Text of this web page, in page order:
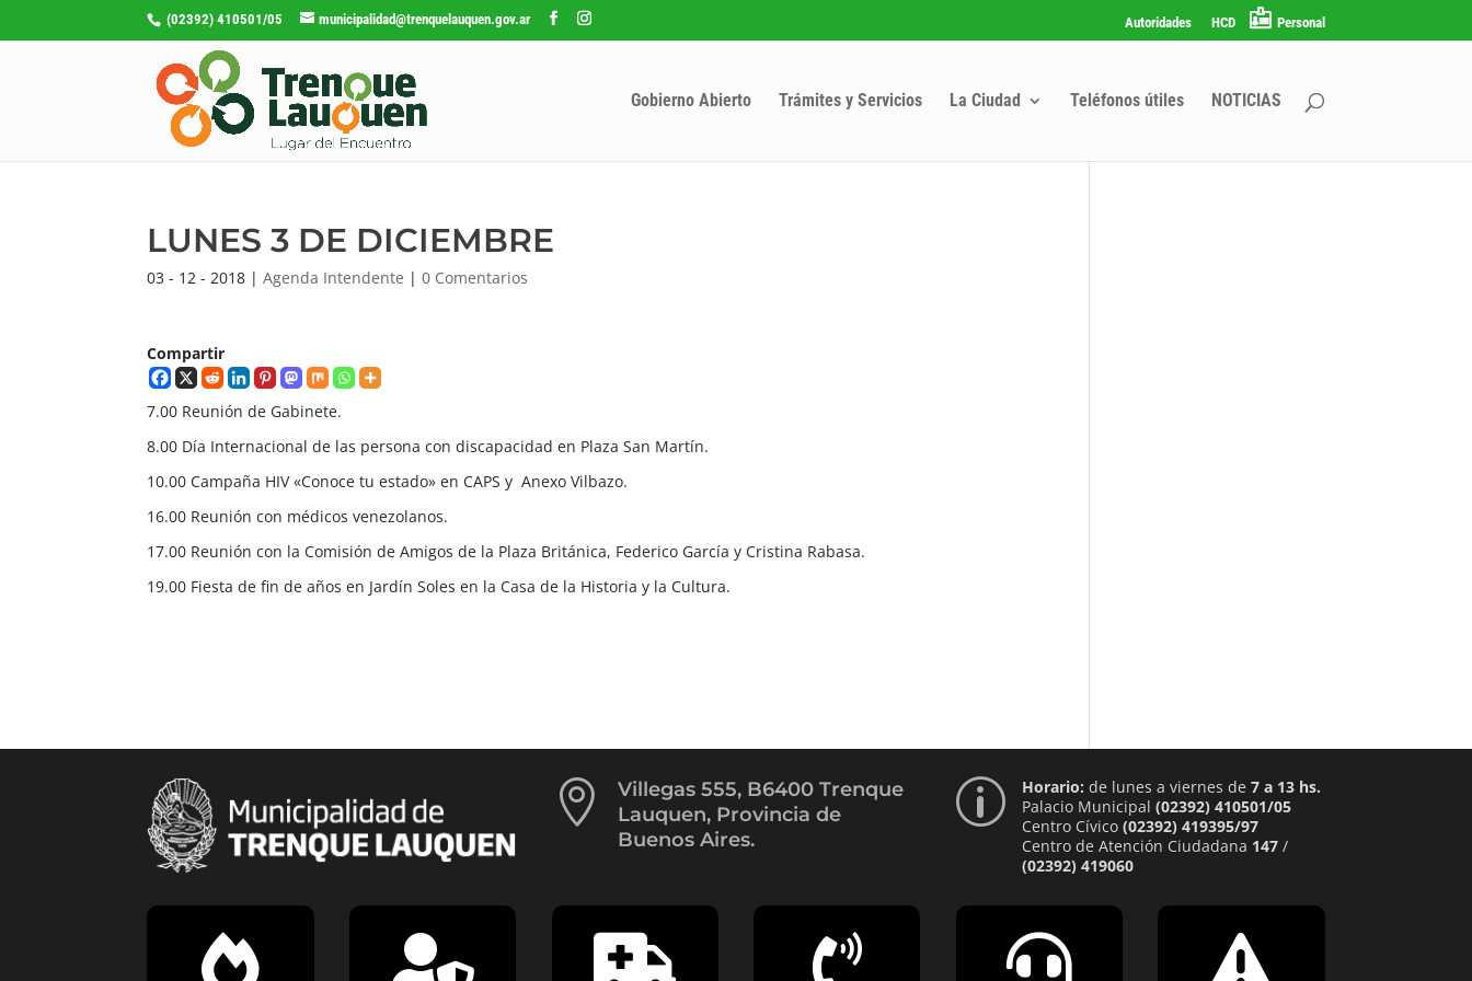
(02392) 410501/05 municipalidad@trenquelauquen.gov.ar Autoridades HCD Personal
Gobierno Abierto Trámites y Servicios La Ciudad Teléfonos útiles NOTICIAS
LUNES 3 DE DICIEMBRE
03 - 12 - 2018 |Agenda Intendente |0 Comentarios
Compartir
7.00 Reunión de Gabinete.
8.00 Día Internacional de las persona con discapacidad en Plaza San Martín.
10.00 Campaña HIV «Conoce tu estado» en CAPS y Anexo Vilbazo.
16.00 Reunión con médicos venezolanos.
17.00 Reunión con la Comisión de Amigos de la Plaza Británica, Federico García y Cristina Rabasa.
19.00 Fiesta de fin de años en Jardín Soles en la Casa de la Historia y la Cultura.

Villegas 555, B6400 Trenque
Lauquen, Provincia de
Buenos Aires.
p Horario: de lunes a viernes de 7 a 13 hs.
Palacio Municipal (02392) 410501/05
Centro Cívico (02392) 419395/97
Centro de Atención Ciudadana 147/
(02392) 419060
     